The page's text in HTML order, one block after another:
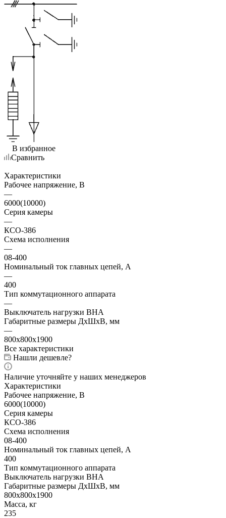
В избранное
Сравнить
Характеристики
Рабочее напряжение, В
—
6000(10000)
Серия камеры
—
КСО-386
Схема исполнения
—
08-400
Номинальный ток главных цепей, А
—
400
Тип коммутационного аппарата
—
Выключатель нагрузки ВНА
Габаритные размеры ДхШхВ, мм
—
800x800x1900
Все характеристики
Нашли дешевле?
Наличие уточняйте у наших менеджеров
Характеристики
Рабочее напряжение, В
6000(10000)
Серия камеры
КСО-386
Схема исполнения
08-400
Номинальный ток главных цепей, А
400
Тип коммутационного аппарата
Выключатель нагрузки ВНА
Габаритные размеры ДхШхВ, мм
800x800x1900
Масса, кг
235